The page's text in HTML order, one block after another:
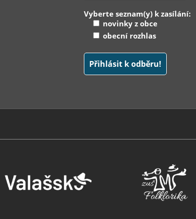
Vyberte seznam(y) k zasílání:
novinky z obce
obecní rozhlas